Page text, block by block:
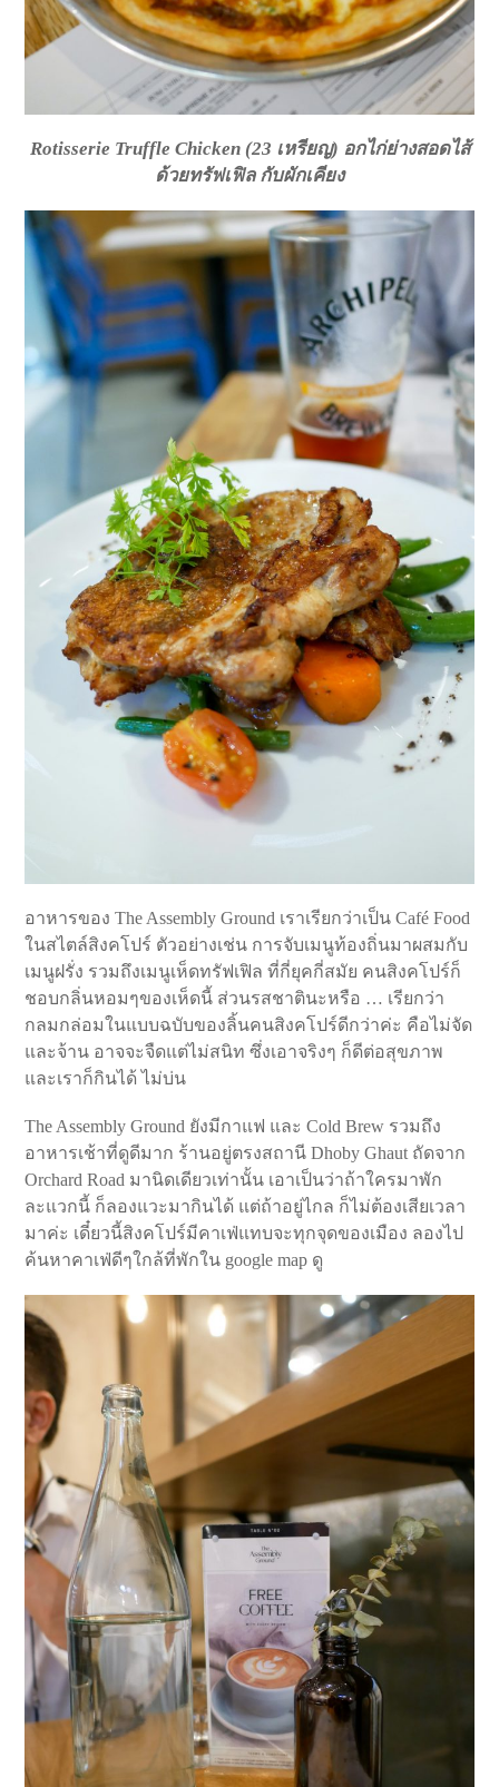
Rotisserie Truffle Chicken (23 เหรียญ) อกไก่ย่างสอดไส้
ด้วยทรัฟเฟิล กับผักเคียง
อาหารของ The Assembly Ground เราเรียกว่าเป็น Café Food
ในสไตล์สิงคโปร์ ตัวอย่างเช่น การจับเมนูท้องถิ่นมาผสมกับ
เมนูฝรั่ง รวมถึงเมนูเห็ดทรัฟเฟิล ที่กี่ยุคกี่สมัย คนสิงคโปร์ก็
ชอบกลิ่นหอมๆของเห็ดนี้ ส่วนรสชาตินะหรือ … เรียกว่า
กลมกล่อมในแบบฉบับของลิ้นคนสิงคโปร์ดีกว่าค่ะ คือไม่จัด
และจ้าน อาจจะจืดแต่ไม่สนิท ซึ่งเอาจริงๆ ก็ดีต่อสุขภาพ
และเราก็กินได้ ไม่บ่น
The Assembly Ground ยังมีกาแฟ และ Cold Brew รวมถึง
อาหารเช้าที่ดูดีมาก ร้านอยู่ตรงสถานี Dhoby Ghaut ถัดจาก
Orchard Road มานิดเดียวเท่านั้น เอาเป็นว่าถ้าใครมาพัก
ละแวกนี้ ก็ลองแวะมากินได้ แต่ถ้าอยู่ไกล ก็ไม่ต้องเสียเวลา
มาค่ะ เดี๋ยวนี้สิงคโปร์มีคาเฟ่แทบจะทุกจุดของเมือง ลองไป
ค้นหาคาเฟ่ดีๆใกล้ที่พักใน google map ดู